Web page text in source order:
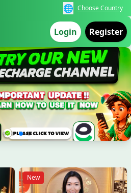
🌐 Choose Country
Login Register
New
29/06/2026 رضا*** کو بونس ملا 2,000 PKR 🎉